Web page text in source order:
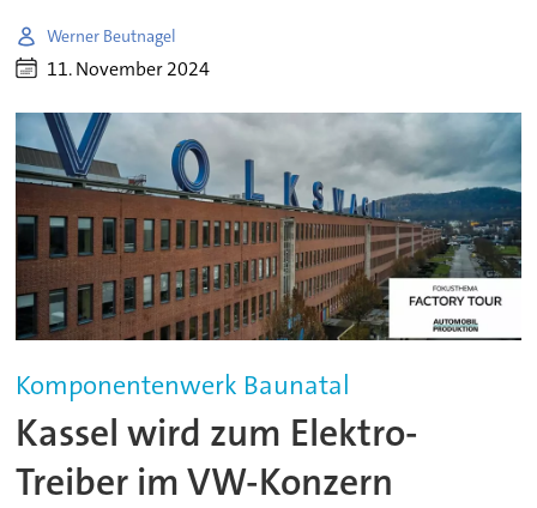
Werner Beutnagel
11. November 2024
Komponentenwerk Baunatal
Kassel wird zum Elektro-
Treiber im VW-Konzern